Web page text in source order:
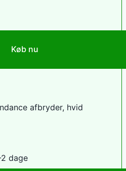
Køb nu
afbryder, hvid
2 dage